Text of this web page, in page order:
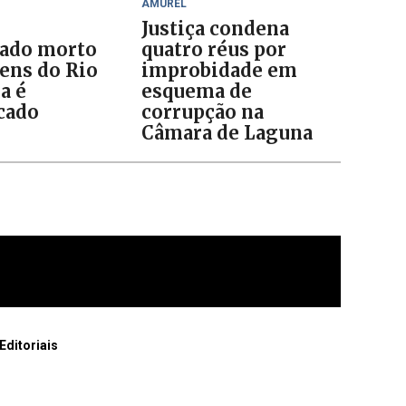
morto
do Rio
é
AMUREL
Justiça condena
quatro réus por
improbidade em
esquema de
corrupção na
Câmara de Laguna